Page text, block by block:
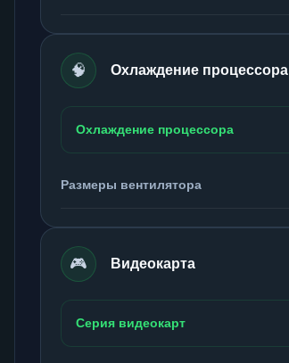
🧠 Охлаждение процессора
Охлаждение процессора
Размеры вентилятора
🎮 Видеокарта
Серия видеокарт